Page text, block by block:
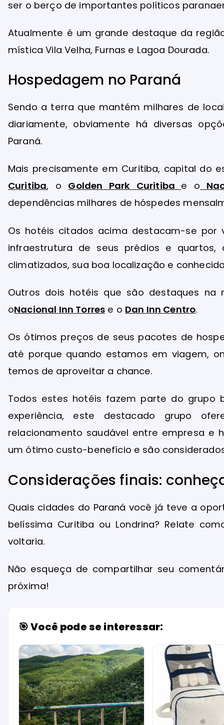
ser o berço de importantes políticos
Atualmente é um grande destaque da
mística Vila Velha, Furnas e Lagoa Dourada.
Hospedagem no Paraná
Sendo a terra que mantém milhares de
diariamente, obviamente há diversas
Paraná.
Mais precisamente em Curitiba, capital do
Curitiba, o Golden Park Curitiba e o
dependências milhares de hóspedes
Os hotéis citados acima destacam-se por
infraestrutura de seus prédios e quartos,
climatizados, sua boa localização e
Outros dois hotéis que são destaques
oNacional Inn Torres e o Dan Inn Centro.
Os ótimos preços de seus pacotes de
até porque quando estamos em viagem,
temos de aproveitar a chance.
Todos estes hotéis fazem parte do grupo
experiência, este destacado grupo
relacionamento saudável entre empresa e
um ótimo custo-benefício e são
Considerações finais:
Quais cidades do Paraná você já teve a
belíssima Curitiba ou Londrina? Relate
voltaria.
Não esqueça de compartilhar seu
próxima!
🎯 Você pode se interessar: